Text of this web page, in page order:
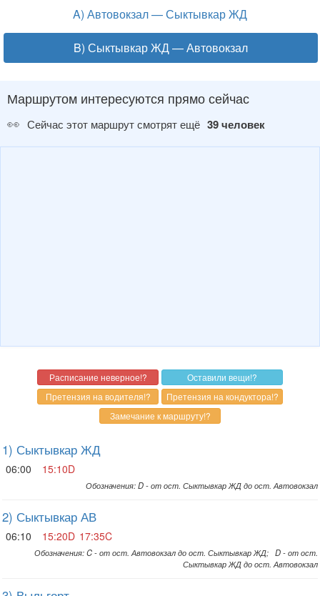
A) Автовокзал — Сыктывкар ЖД
B) Сыктывкар ЖД — Автовокзал
Маршрутом интересуются прямо сейчас
👀 Сейчас этот маршрут смотрят ещё 39 человек
1) Сыктывкар ЖД
06:00 15:10D
Обозначения: D - от ост. Сыктывкар ЖД до ост. Автовокзал
2) Сыктывкар АВ
06:10 15:20D 17:35C
Обозначения: C - от ост. Автовокзал до ост. Сыктывкар ЖД; D - от ост.
Сыктывкар ЖД до ост. Автовокзал